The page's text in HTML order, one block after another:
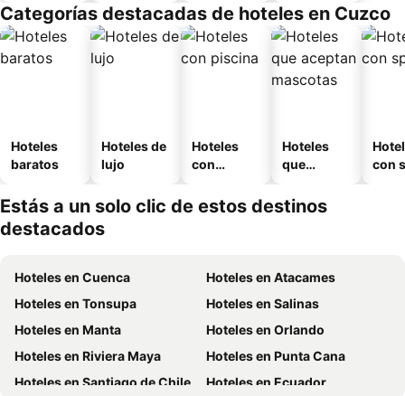
o
Categorías destacadas de hoteles en Cuzco
Hoteles
baratos
Hoteles de
lujo
Hoteles
con
Hoteles
que
mascotas
con
Estás a un solo clic de estos destinos
destacados
Hoteles en Cuenca
Hoteles en Atacames
Hoteles en Tonsupa
Hoteles en Salinas
Hoteles en Manta
Hoteles en Orlando
Hoteles en Riviera Maya
Hoteles en Punta Cana
Hoteles en Santiago de Chile
Hoteles en Ecuador